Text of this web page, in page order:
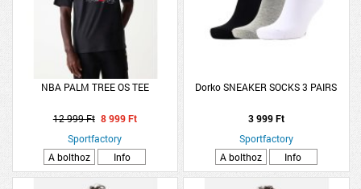
NBA PALM TREE OS TEE
12 999 Ft 8 999 Ft
Sportfactory
A bolthoz
Info
Dorko SNEAKER SOCKS 3 PAIRS
3 999 Ft
Sportfactory
A bolthoz
Info